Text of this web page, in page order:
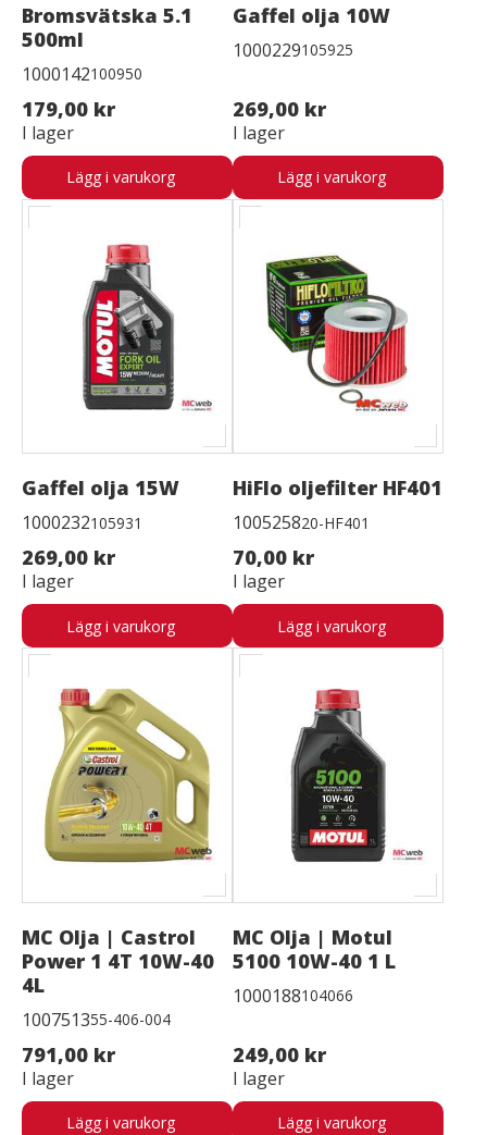
Bromsvätska 5.1
500ml
1000142100950
179,00 kr
I lager
Lägg i varukorg
Gaffel olja 10W
1000229105925
269,00 kr
I lager
Lägg i varukorg
Gaffel olja 15W
1000232105931
269,00 kr
I lager
Lägg i varukorg
HiFlo oljefilter HF401
100525820-HF401
70,00 kr
I lager
Lägg i varukorg
MC Olja | Castrol
Power 1 4T 10W-40
4L
100751355-406-004
791,00 kr
I lager
Lägg i varukorg
MC Olja | Motul
5100 10W-40 1 L
1000188104066
249,00 kr
I lager
Lägg i varukorg